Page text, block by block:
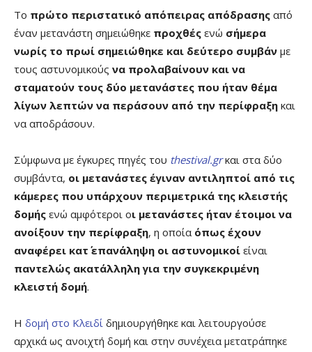
Το πρώτο περιστατικό απόπειρας απόδρασης από
έναν μετανάστη σημειώθηκε προχθές ενώ σήμερα
νωρίς το πρωί σημειώθηκε και δεύτερο συμβάν με
τους αστυνομικούς να προλαβαίνουν και να
σταματούν τους δύο μετανάστες που ήταν θέμα
λίγων λεπτών να περάσουν από την περίφραξη και
να αποδράσουν.
Σύμφωνα με έγκυρες πηγές του thestival.grκαι στα δύο
συμβάντα, οι μετανάστες έγιναν αντιληπτοί από τις
κάμερες που υπάρχουν περιμετρικά της κλειστής
δομής ενώ αμφότεροι οι μετανάστες ήταν έτοιμοι να
ανοίξουν την περίφραξη, η οποία όπως έχουν
αναφέρει κατ΄ επανάληψη οι αστυνομικοί είναι
παντελώς ακατάλληλη για την συγκεκριμένη
κλειστή δομή.
Η δομή στο Κλειδί δημιουργήθηκε και λειτουργούσε
αρχικά ως ανοιχτή δομή και στην συνέχεια μετατράπηκε